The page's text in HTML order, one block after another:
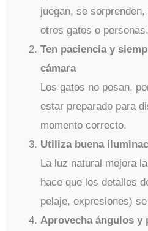
juegan, se
otros gatos o personas.
Ten paciencia y
cámara
Los gatos no posan,
estar preparado para
momento correcto.
Utiliza buena
La luz natural mejora
hace que los detalles
pelaje, expresiones)
Aprovecha ángulos y